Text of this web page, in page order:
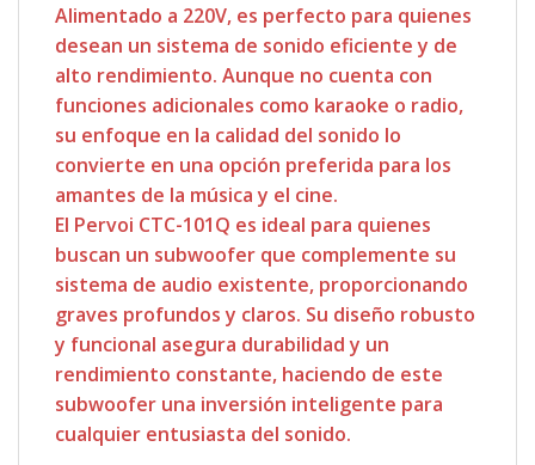
Alimentado a 220V, es perfecto para quienes
desean un sistema de sonido eficiente y de
alto rendimiento. Aunque no cuenta con
funciones adicionales como karaoke o radio,
su enfoque en la calidad del sonido lo
convierte en una opción preferida para los
amantes de la música y el cine.
El Pervoi CTC-101Q es ideal para quienes
buscan un subwoofer que complemente su
sistema de audio existente, proporcionando
graves profundos y claros. Su diseño robusto
y funcional asegura durabilidad y un
rendimiento constante, haciendo de este
subwoofer una inversión inteligente para
cualquier entusiasta del sonido.